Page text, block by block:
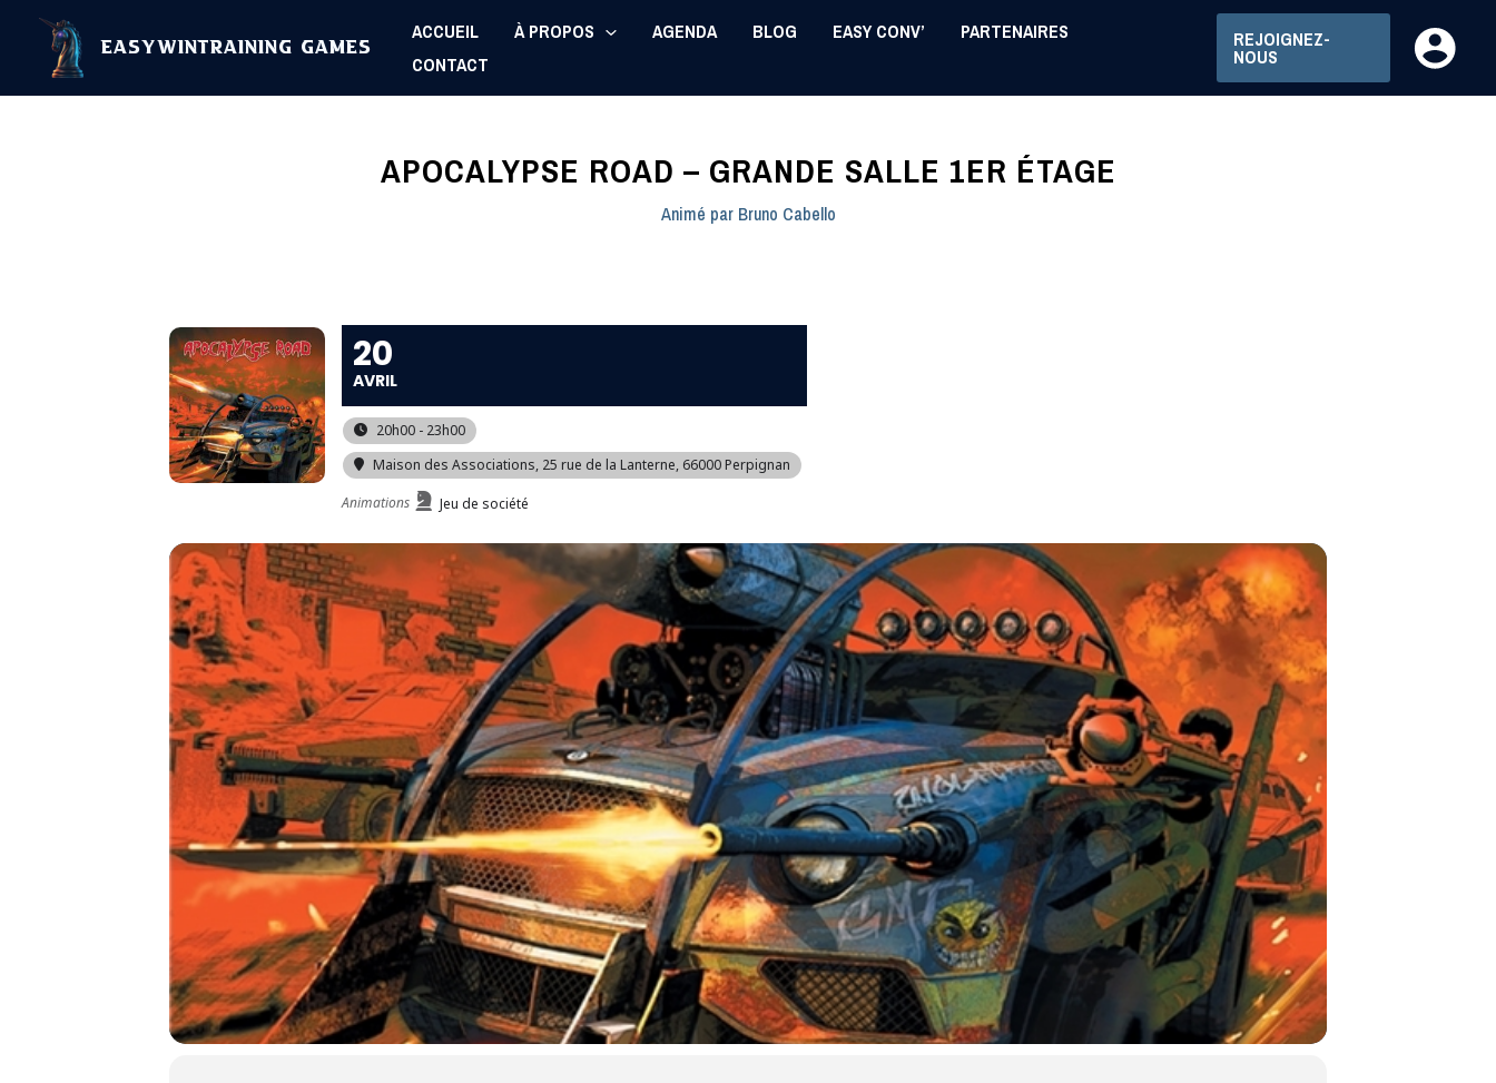
contenu
EasyWinTraining Games
ACCUEIL À PROPOS AGENDA BLOG EASY CONV’
PARTENAIRES
CONTACT
REJOIGNEZ-
NOUS
APOCALYPSE ROAD – GRANDE SALLE 1ER ÉTAGE
Animé par Bruno Cabello
20
AVRIL
20h00 - 23h00
Maison des Associations, 25 rue de la Lanterne, 66000 Perpignan
Animations
Jeu de société